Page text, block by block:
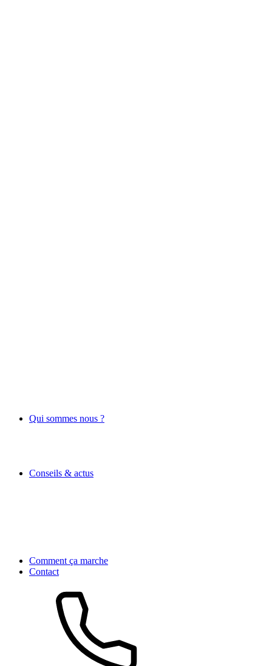
Qui sommes nous ?
Conseils & actus
Comment ça marche
Contact